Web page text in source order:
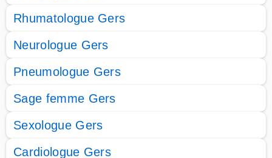
Rhumatologue Gers
Neurologue Gers
Pneumologue Gers
Sage femme Gers
Sexologue Gers
Cardiologue Gers